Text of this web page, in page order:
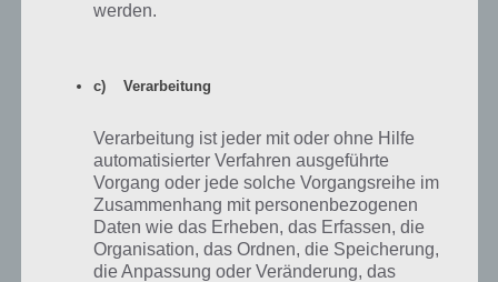
Bandmitglieder in Band Stars trainieren
werden.
c) Verarbeitung
Verarbeitung ist jeder mit oder ohne Hilfe
automatisierter Verfahren ausgeführte
Vorgang oder jede solche Vorgangsreihe im
Zusammenhang mit personenbezogenen
Daten wie das Erheben, das Erfassen, die
Organisation, das Ordnen, die Speicherung,
die Anpassung oder Veränderung, das